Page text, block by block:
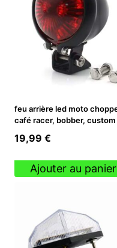
feu arrière led moto
café racer, bobber, custom
19,99 €
Ajouter au panier